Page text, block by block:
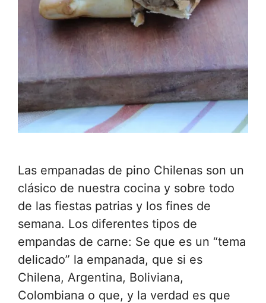
Las empanadas de pino Chilenas son un
clásico de nuestra cocina y sobre todo
de las fiestas patrias y los fines de
semana. Los diferentes tipos de
empandas de carne: Se que es un “tema
delicado” la empanada, que si es
Chilena, Argentina, Boliviana,
Colombiana o que, y la verdad es que